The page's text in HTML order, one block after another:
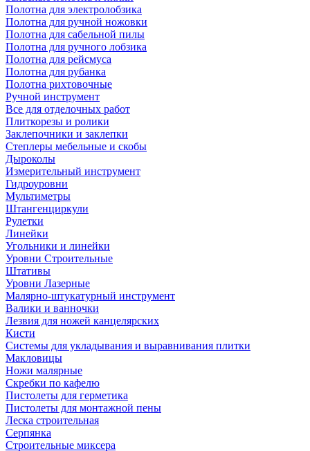
Полотна для электролобзика
Полотна для ручной ножовки
Полотна для сабельной пилы
Полотна для ручного лобзика
Полотна для рейсмуса
Полотна для рубанка
Полотна рихтовочные
Ручной инструмент
Все для отделочных работ
Плиткорезы и ролики
Заклепочники и заклепки
Степлеры мебельные и скобы
Дыроколы
Измерительный инструмент
Гидроуровни
Мультиметры
Штангенциркули
Рулетки
Линейки
Угольники и линейки
Уровни Строительные
Штативы
Уровни Лазерные
Малярно-штукатурный инструмент
Валики и ванночки
Лезвия для ножей канцелярских
Кисти
Системы для укладывания и выравнивания плитки
Макловицы
Ножи малярные
Скребки по кафелю
Пистолеты для герметика
Пистолеты для монтажной пены
Леска строительная
Серпянка
Строительные миксера